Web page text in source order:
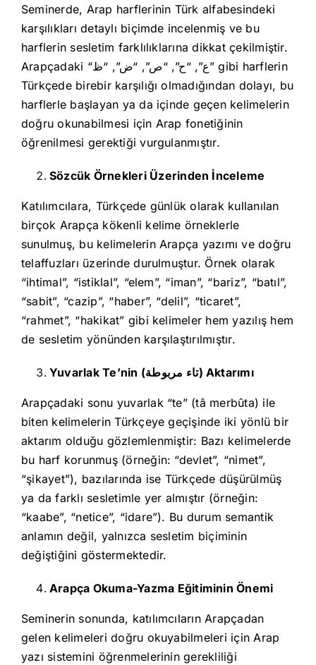
Seminerde, Arap harflerinin Türk alfabesindeki
karşılıkları detaylı biçimde incelenmiş ve bu
harflerin sesletim farklılıklarına dikkat çekilmiştir.
Arapçadaki “ع”, “ح”, “ص”, “ض”, “ظ” gibi harflerin
Türkçede birebir karşılığı olmadığından dolayı, bu
harflerle başlayan ya da içinde geçen kelimelerin
doğru okunabilmesi için Arap fonetiğinin
öğrenilmesi gerektiği vurgulanmıştır.
Sözcük Örnekleri Üzerinden İnceleme
Katılımcılara, Türkçede günlük olarak kullanılan
birçok Arapça kökenli kelime örneklerle
sunulmuş, bu kelimelerin Arapça yazımı ve doğru
telaffuzları üzerinde durulmuştur. Örnek olarak
“ihtimal”, “istiklal”, “elem”, “iman”, “bariz”, “batıl”,
“sabit”, “cazip”, “haber”, “delil”, “ticaret”,
“rahmet”, “hakikat” gibi kelimeler hem yazılış hem
de sesletim yönünden karşılaştırılmıştır.
Yuvarlak Te’nin ( تاءمربوطة) Aktarımı
Arapçadaki sonu yuvarlak “te” (tâ merbûta) ile
biten kelimelerin Türkçeye geçişinde iki yönlü bir
aktarım olduğu gözlemlenmiştir: Bazı kelimelerde
bu harf korunmuş (örneğin: “devlet”, “nimet”,
“şikayet”), bazılarında ise Türkçede düşürülmüş
ya da farklı sesletimle yer almıştır (örneğin:
“kaabe”, “netice”, “idare”). Bu durum semantik
anlamın değil, yalnızca sesletim biçiminin
değiştiğini göstermektedir.
Arapça Okuma-Yazma Eğitiminin Önemi
Seminerin sonunda, katılımcıların Arapçadan
gelen kelimeleri doğru okuyabilmeleri için Arap
yazı sistemini öğrenmelerinin gerekliliği